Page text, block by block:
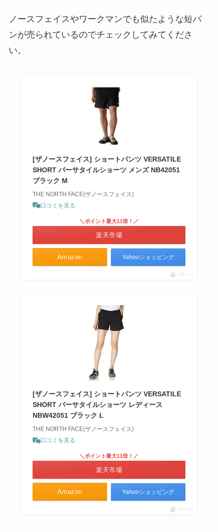
ノースフェイスやワークマンでも似たような短パ
ンが売られているのでチェックしてみてくださ
い。
[ザノースフェイス] ショートパンツ VERSATILE
SHORT バーサタイルショーツ メンズ NB42051
ブラック M
THE NORTH FACE(ザノースフェイス)
口コミを見る
Amazon
＼ポイント最大11倍！／
楽天市場
Yahooショッピング
ポチップ
[ザノースフェイス] ショートパンツ VERSATILE
SHORT バーサタイルショーツ レディース
NBW42051 ブラック L
THE NORTH FACE(ザノースフェイス)
口コミを見る
Amazon
＼ポイント最大11倍！／
楽天市場
Yahooショッピング
ポチップ